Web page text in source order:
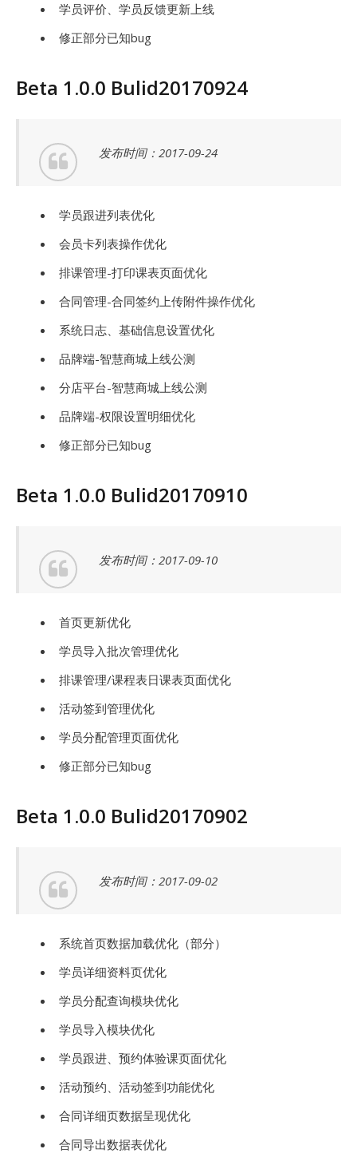
学员评价、学员反馈更新上线
修正部分已知bug
Beta 1.0.0 Bulid20170924
发布时间：2017-09-24
学员跟进列表优化
会员卡列表操作优化
排课管理-打印课表页面优化
合同管理-合同签约上传附件操作优化
系统日志、基础信息设置优化
品牌端-智慧商城上线公测
分店平台-智慧商城上线公测
品牌端-权限设置明细优化
修正部分已知bug
Beta 1.0.0 Bulid20170910
发布时间：2017-09-10
首页更新优化
学员导入批次管理优化
排课管理/课程表日课表页面优化
活动签到管理优化
学员分配管理页面优化
修正部分已知bug
Beta 1.0.0 Bulid20170902
发布时间：2017-09-02
系统首页数据加载优化（部分）
学员详细资料页优化
学员分配查询模块优化
学员导入模块优化
学员跟进、预约体验课页面优化
活动预约、活动签到功能优化
合同详细页数据呈现优化
合同导出数据表优化